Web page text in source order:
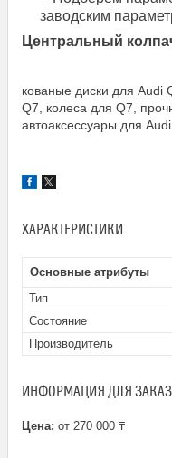
заводским
Центральный
кованые диски для Audi
Q7, колеса для Q7,
автоаксессуары для
ХАРАКТЕРИСТИКИ
Основные атрибуты
Тип
Состояние
Производитель
ИНФОРМАЦИЯ ДЛЯ
Цена: от 270 000 ₸